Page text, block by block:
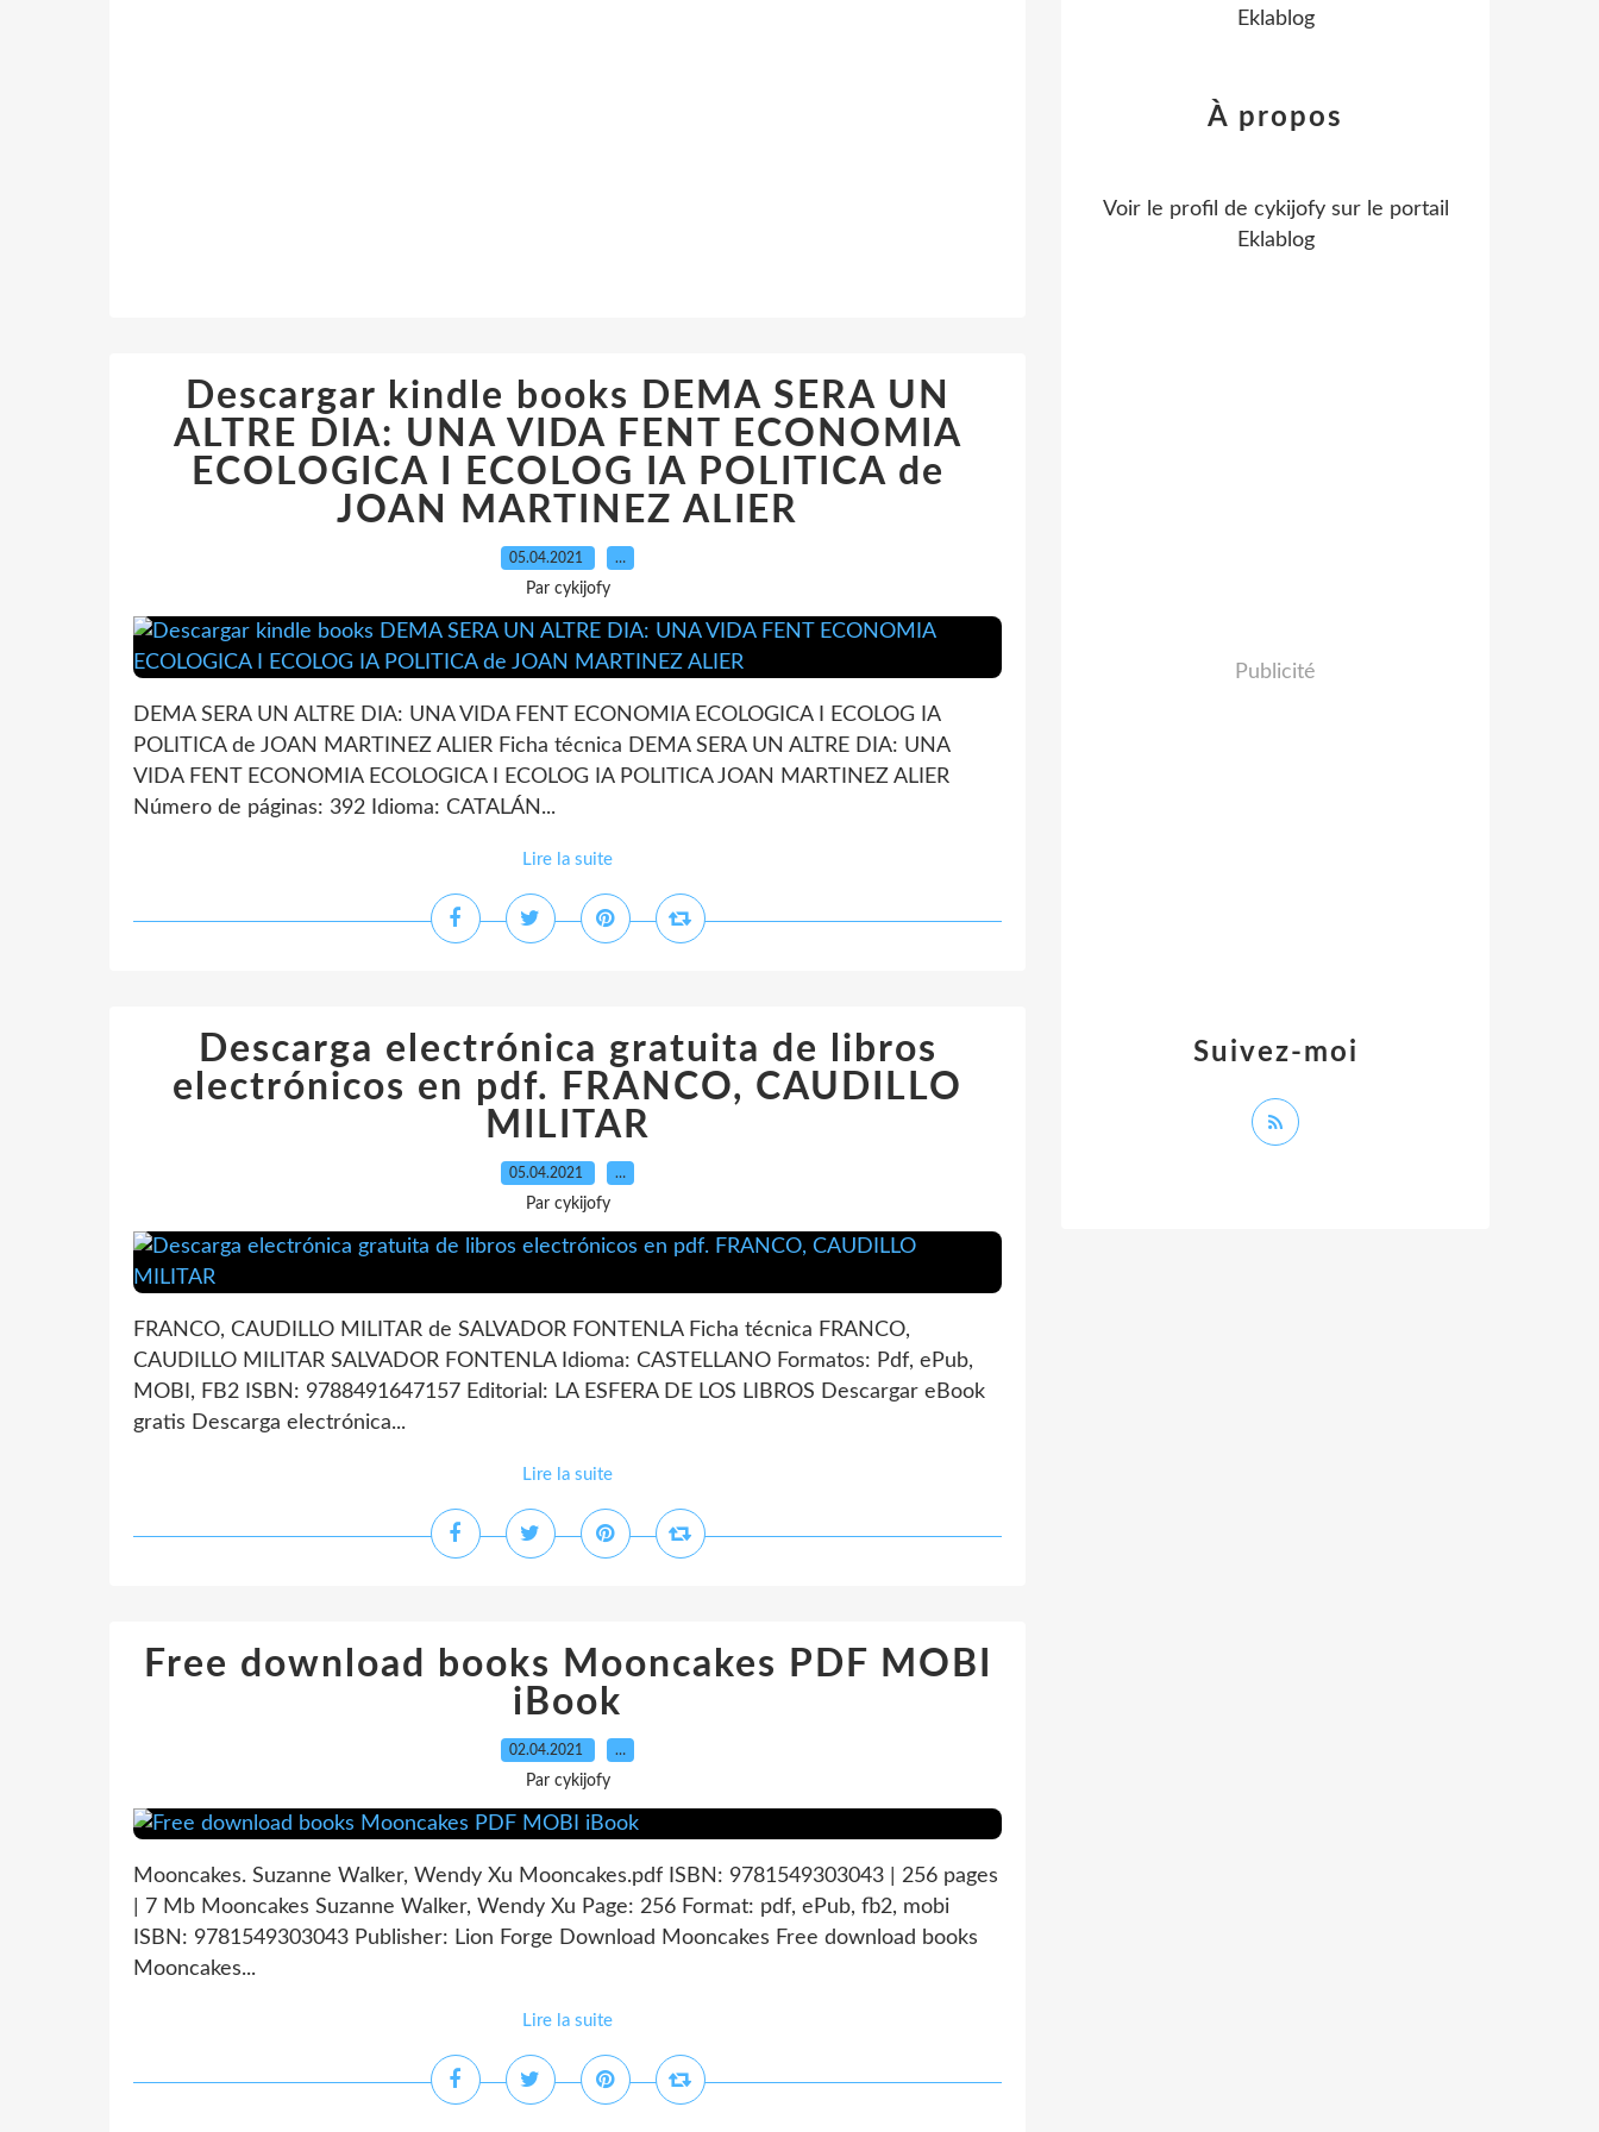
Descargar kindle books DEMA SERA UN
ALTRE DIA: UNA VIDA FENT ECONOMIA
ECOLOGICA I ECOLOG IA POLITICA de
JOAN MARTINEZ ALIER
05.04.2021 …
Par cykijofy
DEMA SERA UN ALTRE DIA: UNA VIDA FENT ECONOMIA ECOLOGICA I ECOLOG IA
POLITICA de JOAN MARTINEZ ALIER Ficha técnica DEMA SERA UN ALTRE DIA: UNA
VIDA FENT ECONOMIA ECOLOGICA I ECOLOG IA POLITICA JOAN MARTINEZ ALIER
Número de páginas: 392 Idioma: CATALÁN...
Lire la suite
Descarga electrónica gratuita de libros
electrónicos en pdf. FRANCO, CAUDILLO
MILITAR
05.04.2021 …
Par cykijofy
FRANCO, CAUDILLO MILITAR de SALVADOR FONTENLA Ficha técnica FRANCO,
CAUDILLO MILITAR SALVADOR FONTENLA Idioma: CASTELLANO Formatos: Pdf, ePub,
MOBI, FB2 ISBN: 9788491647157 Editorial: LA ESFERA DE LOS LIBROS Descargar eBook
gratis Descarga electrónica...
Lire la suite
Free download books Mooncakes PDF MOBI
iBook
02.04.2021 …
Par cykijofy
Mooncakes. Suzanne Walker, Wendy Xu Mooncakes.pdf ISBN: 9781549303043 | 256 pages
| 7 Mb Mooncakes Suzanne Walker, Wendy Xu Page: 256 Format: pdf, ePub, fb2, mobi
ISBN: 9781549303043 Publisher: Lion Forge Download Mooncakes Free download books
Mooncakes...
Lire la suite
Eklablog
Suivez-moi
À propos
Voir le profil de cykijofysur le portail
Eklablog
Publicité